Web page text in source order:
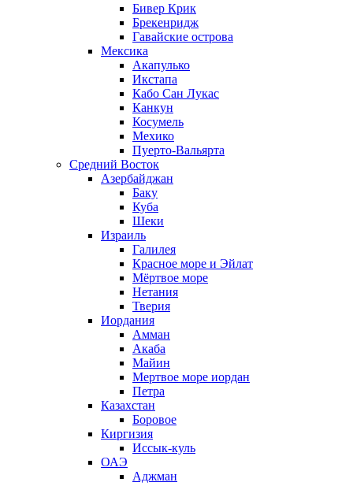
Бивер Крик
Брекенридж
Гавайские острова
Мексика
Акапулько
Икстапа
Кабо Сан Лукас
Канкун
Косумель
Мехико
Пуерто-Вальярта
Средний Восток
Азербайджан
Баку
Куба
Шеки
Израиль
Галилея
Красное море и Эйлат
Мёртвое море
Нетания
Тверия
Иордания
Амман
Акаба
Майин
Мертвое море иордан
Петра
Казахстан
Боровое
Киргизия
Иссык-куль
ОАЭ
Аджман